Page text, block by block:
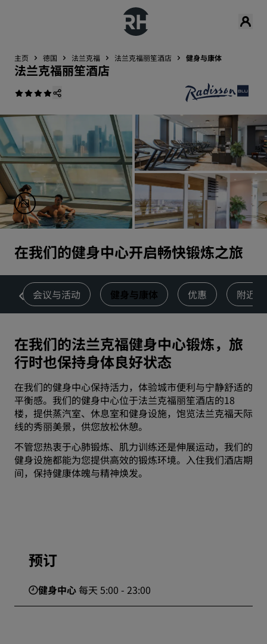
主页 德国 法兰克福 法兰克福丽笙酒店 健身与康体
法兰克福丽笙酒店
在我们的健身中心开启畅快锻炼之旅
会议与活动 健身与康体 优惠 附近
在我们的法兰克福健身中心锻炼，旅
行时也保持身体良好状态
在我们的健身中心保持活力，体验城市便利与宁静舒适的
平衡感。我们的健身中心位于法兰克福丽笙酒店的18
楼，提供蒸汽室、休息室和健身设施，饱览法兰克福天际
线的秀丽美景，供您放松休憩。
不管您热衷于心肺锻炼、肌力训练还是伸展运动，我们的
健身设施都能为您提供高效的锻炼环境。入住我们酒店期
间，保持健康体魄与精神焕发。
预订
健身中心 每天 5:00 - 23:00